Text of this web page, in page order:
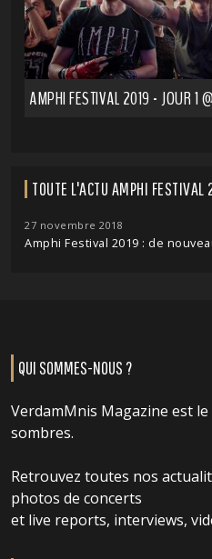
AMPHI FESTIVAL 2019 - JOUR 1
TOUTE L'ACTU AMPHI FESTIVAL
27 novembre 2018
Amphi Festival 2019 : de
QUI SOMMES-NOUS ?
VerdamMnis Magazine est
sombres.
Retrouvez toutes nos
photos de concerts
et live reports, interviews,